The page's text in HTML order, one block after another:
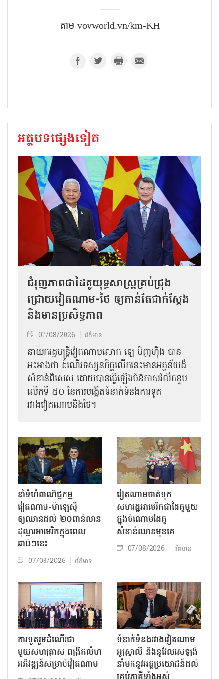
តាម​ vovworld.vn/km-KH
អត្ថបទផ្សេងទៀត
ជំរុញភាពជាដៃគូយុទ្ធសាស្ត្រគ្រប់ជ្រុង
ជ្រោយវៀតណាម-ថៃ ឲ្យកាន់តែជាក់ស្ដែង
និងមានប្រសិទ្ធភាព
07/08/2026 ព័ត៌មាន
នាយករដ្ឋមន្ត្រីវៀតណាមលោក ឡេ មិញហ៊ឹង បាន
អះអាងថា ដំណើរទស្សនកិច្ចលើកនេះមានអត្ថន័យដ៏
សំខាន់ពិសេស ដោយបានធ្វើឡើងចំឱកាសរំលឹកខួប
លើកទី ៥០ នៃការបង្កើតទំនាក់ទំនងការទូត
រវាងវៀតណាមនិងថៃ។
នាំទំហំពាណិជ្ជកម្ម
វៀតណាម-ម៉ាឡេស៊ី
ឲ្យឈានដល់ ២០ពាន់លាន
ដុល្លារអាមេរិកក្នុងពេល
ឆាប់ៗនេះ
07/08/2026 ព័ត៌មាន
វៀតណាមចាត់ទុក
សហរដ្ឋអាមេរិកជាដៃគូមួយ
ក្នុងចំណោមដៃគូ
សំខាន់ឈានមុខគេ
07/08/2026 ព័ត៌មាន
ការទូតរួមដំណើរជា
មួយសហគ្រាស ពង្រីកលំហ
អភិវឌ្ឍន៍សម្រាប់វៀតណាម
ទំនាក់ទំនងរវាងវៀតណាម
អូស្ត្រាលី និងនូវែលសេឡង់
នាំមកនូវអត្ថប្រយោជន៍ដល់